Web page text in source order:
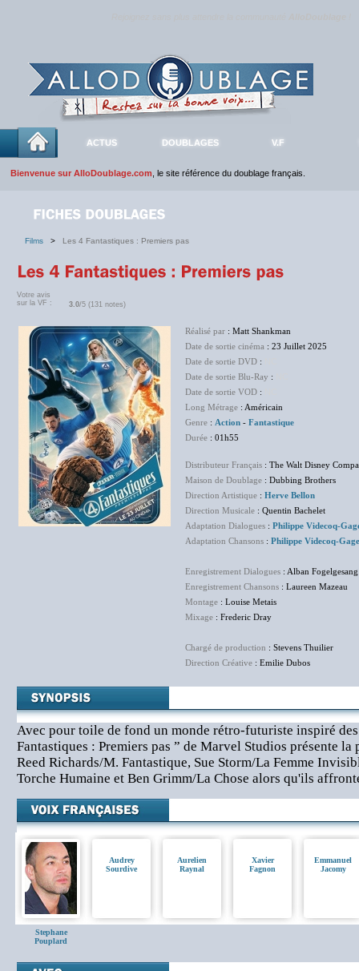
ACTUS DOUBLAGES V.F
Bienvenue sur AlloDoublage.com , le site référence du doublage français.
Films > Les 4 Fantastiques : Premiers pas
Votre avis
sur la VF :
3.0/5 (131 notes)
Réalisé par : Matt Shankman
Date de sortie cinéma : 23 Juillet 2025
Date de sortie DVD :
Date de sortie Blu-Ray :
Date de sortie VOD :
Long Métrage : Américain
Genre : Action - Fantastique
Durée : 01h55
Distributeur Français : The Walt Disney
Maison de Doublage : Dubbing Brothers
Direction Artistique : Herve Bellon
Direction Musicale : Quentin Bachelet
Adaptation Dialogues : Philippe Videcoq-
Adaptation Chansons : Philippe Videcoq-Gage
Enregistrement Dialogues : Alban Fogelgesang
Enregistrement Chansons : Laureen Mazeau
Montage : Louise Metais
Mixage : Frederic Dray
Chargé de production : Stevens Thuilier
Direction Créative : Emilie Dubos
Avec pour toile de fond un monde rétro-futuriste inspiré des
Fantastiques : Premiers pas ” de Marvel Studios présente
Reed Richards/M. Fantastique, Sue Storm/La Femme
Torche Humaine et Ben Grimm/La Chose alors qu'ils
Stephane
Pouplard
Audrey
Sourdive
Aurelien
Raynal
Xavier
Fagnon
Emmanuel
Jacomy